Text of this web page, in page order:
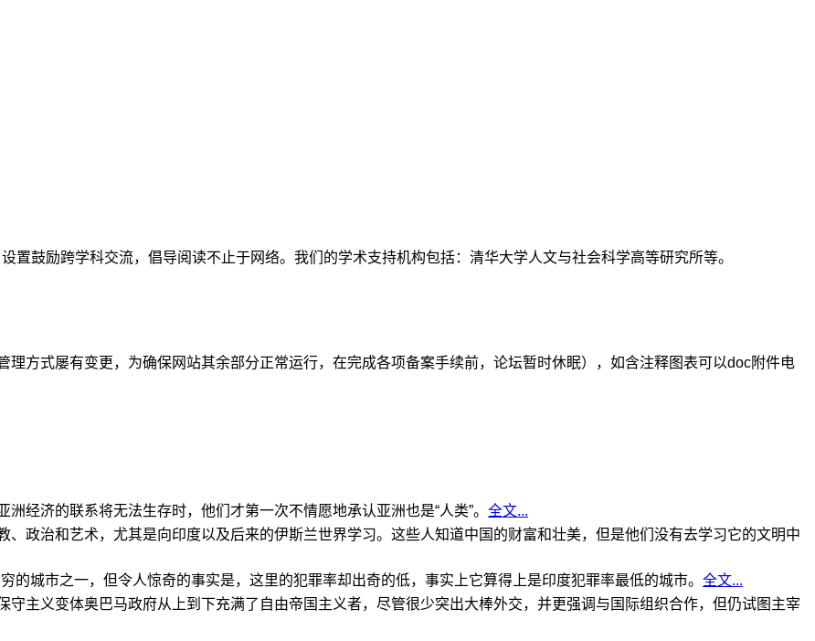
置鼓励跨学科交流，倡导阅读不止于网络。我们的学术支持机构包括：清华大学人文与社会科学高等研究所等。
理方式屡有变更，为确保网站其余部分正常运行，在完成各项备案手续前，论坛暂时休眠），如含注释图表可以doc附件电
经济的联系将无法生存时，他们才第一次不情愿地承认亚洲也是“人类”。 全文...
、政治和艺术，尤其是向印度以及后来的伊斯兰世界学习。这些人知道中国的财富和壮美，但是他们没有去学习它的文明中
的城市之一，但令人惊奇的事实是，这里的犯罪率却出奇的低，事实上它算得上是印度犯罪率最低的城市。 全文...
守主义变体奥巴马政府从上到下充满了自由帝国主义者，尽管很少突出大棒外交，并更强调与国际组织合作，但仍试图主宰